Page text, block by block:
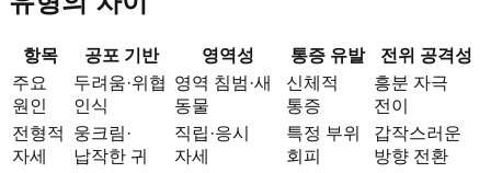
항목 공포 기반 영역성 통증 유발
전위 공격성
주요
원인
두려움·위협
인식
영역 침범·새
동물
신체적
통증
흥분 자극
전이
전형적
자세
웅크림·
납작한 귀
직립·응시
자세
특정 부위
회피
갑작스러운
방향 전환